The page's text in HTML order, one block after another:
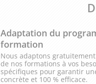
Adaptation du
formation
Nous adaptons
de nos formations à vos
spécifiques pour garantir
concrète et 100 % efficace.